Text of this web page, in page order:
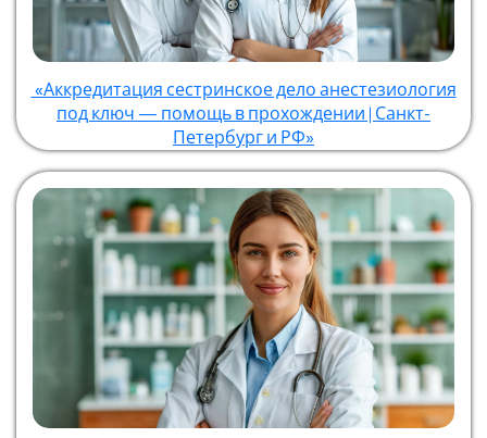
«Аккредитация сестринское дело анестезиология
под ключ — помощь в прохождении | Санкт-
Петербург и РФ»